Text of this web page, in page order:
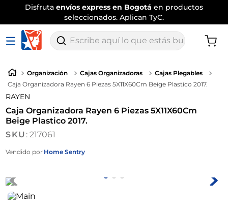
Disfruta envíos express en Bogotá en productos
seleccionados. Aplican TyC.
Escribe aquí lo que estás buscando
Organización Cajas Organizadoras
Cajas Plegables
Caja Organizadora Rayen 6 Piezas 5X11X60Cm Beige Plastico 2017.
RAYEN
Caja Organizadora Rayen 6 Piezas 5X11X60Cm
Beige Plastico 2017.
:217061
Vendido por Home Sentry